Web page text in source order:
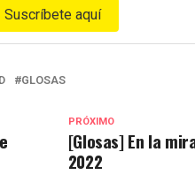
Suscríbete aquí
GLOSAS
PRÓXIMO
[Glosas] En la
2022